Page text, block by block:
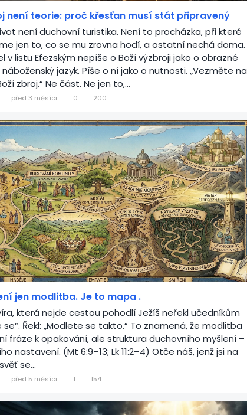
není teorie: proč křesťan musí stát připravený
není duchovní turistika. Není to procházka, při které
jen to, co se mu zrovna hodí, a ostatní nechá doma.
v listu Efezským nepíše o Boží výzbroji jako o obrazné
jazyk. Píše o ní jako o nutnosti. „Vezměte na
zbroj.“ Ne část. Ne jen to,...
před 3 měsíci 0 200
jen modlitba. Je to mapa .
která nejde cestou pohodlí Ježíš neřekl učedníkům
Řekl: „Modlete se takto.“ To znamená, že modlitba
fráze k opakování, ale struktura duchovního myšlení –
nastavení. (Mt 6:9–13; Lk 11:2–4) Otče náš, jenž jsi na
se...
před 5 měsíci 1 154